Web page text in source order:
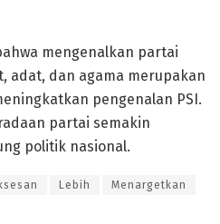
mengenalkan partai
adat, dan agama merupakan
pengenalan PSI.
partai semakin
politik nasional.
Lebih Menargetkan